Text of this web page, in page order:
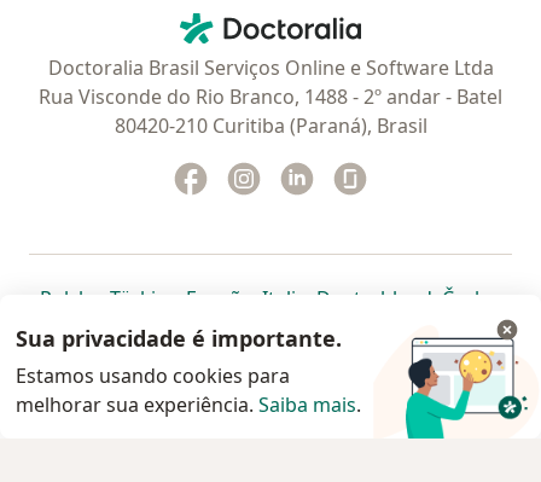
Doctoralia - Homepage
Doctoralia Brasil Serviços Online e Software Ltda
Rua Visconde do Rio Branco, 1488 - 2º andar - Batel
80420-210 Curitiba (Paraná), Brasil
Facebook
abre num novo separador
Instagram
abre num novo separador
Linkedin
abre num novo
Polska abre num novo separador
Türkiye abre num novo separador
España abre num novo separador
Italia abre num novo
Deutschlandabre num
Česko
Portugal abre num novo separador
, México abre num novo separador
, abre num novo separador
Brasil abre num novoabre num
abre
Colombia abre num novo
www.doctoralia.com.br © 2026 - Agende agora sua
Sua privacidade é importante.
Estamos usando cookies para
melhorar sua experiência. Saiba mais.